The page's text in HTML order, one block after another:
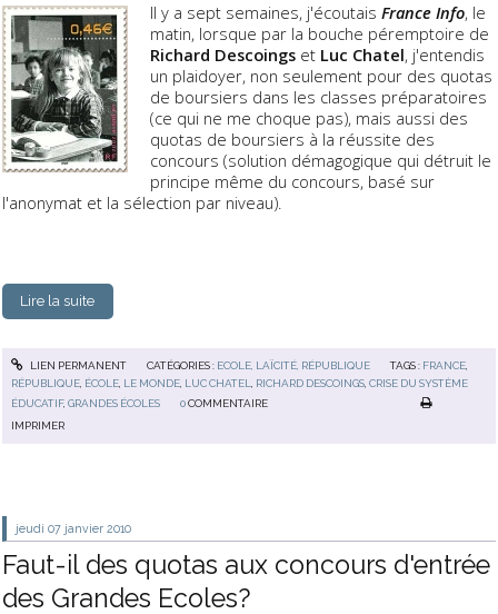
Il y a sept semaines, j'écoutaisFrance Info, le
matin, lorsque par la bouche péremptoire de
Richard Descoings et Luc Chatel, j'entendis
un plaidoyer, non seulement pour des quotas
de boursiers dans les classes préparatoires
(ce qui ne me choque pas), mais aussi des
quotas de boursiers à la réussite des
concours (solution démagogique qui détruit le
principe même du concours, basé sur
l'anonymat et la sélection par niveau).
Lire la suite
LIEN PERMANENT CATÉGORIES : ECOLE, LAÏCITÉ, RÉPUBLIQUE TAGS : FRANCE
RÉPUBLIQUE ÉCOLE LE MONDE LUC CHATEL RICHARD DESCOINGS ,CRISE DU SYSTÈME
ÉDUCATIF,GRANDES ÉCOLES 0 COMMENTAIRE
IMPRIMER
jeudi 07 janvier 2010
Faut-il des quotas aux concours d'entrée
des Grandes Ecoles?